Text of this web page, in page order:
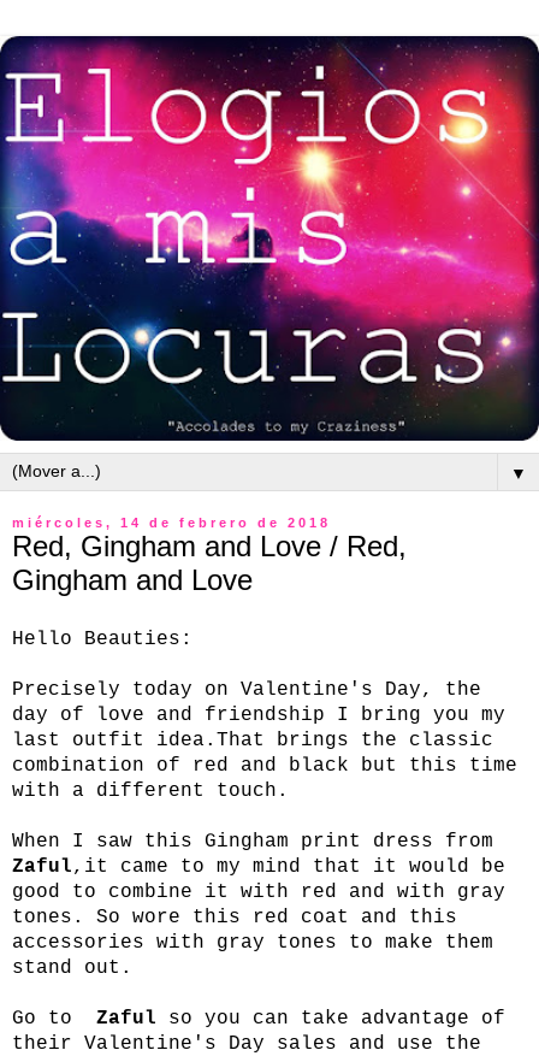
▼
miércoles, 14 de febrero de 2018
Red, Gingham and Love / Red,
Gingham and Love
Hello Beauties:
Precisely today on Valentine's Day, the
day of love and friendship I bring you my
last outfit idea.That brings the classic
combination of red and black but this time
with a different touch.
When I saw this Gingham print dress from
Zaful,it came to my mind that it would be
good to combine it with red and with gray
tones. So wore this red coat and this
accessories with gray tones to make them
stand out.
Go to Zaful so you can take advantage of
their Valentine's Day sales and use the